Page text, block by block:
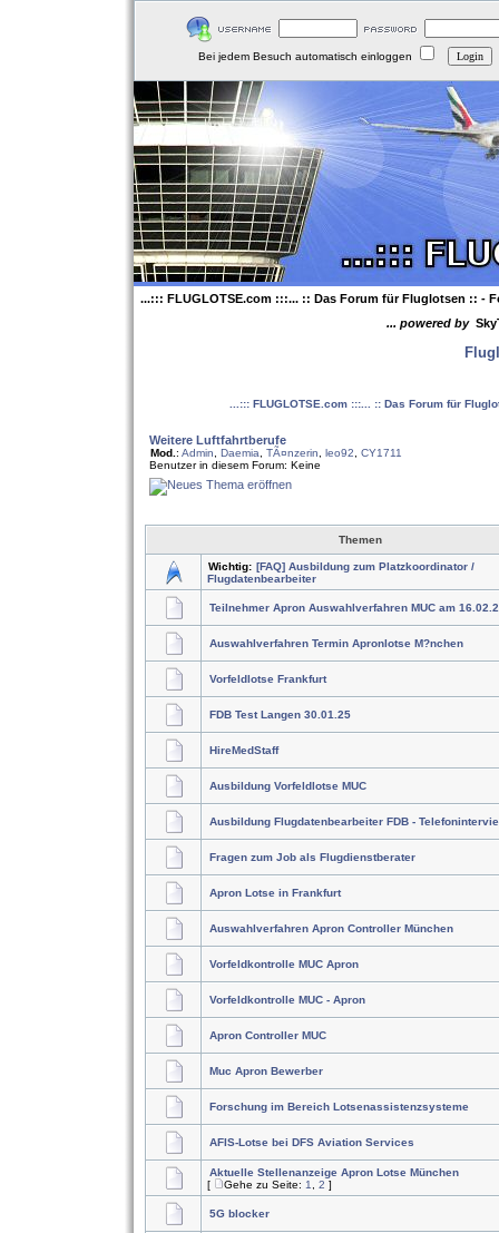
Bei jedem Besuch automatisch einloggen
...::: FLUGLOTSE.com :::... :: Das Forum für Fluglotsen :: -
... powered by
...::: FLUGLOTSE.com :::... :: Das Forum für
Weitere Luftfahrtberufe
Mod. : Admin Daemia TÃ¤nzerin leo92
CY1711
Benutzer in diesem Forum: Keine
Themen
Wichtig: [FAQ] Ausbildung zum Platzkoordinator /
Flugdatenbearbeiter
Teilnehmer Apron Auswahlverfahren MUC am
Auswahlverfahren Termin Apronlotse M?nchen
Vorfeldlotse Frankfurt
FDB Test Langen 30.01.25
HireMedStaff
Ausbildung Vorfeldlotse MUC
Ausbildung Flugdatenbearbeiter FDB -
Fragen zum Job als Flugdienstberater
Apron Lotse in Frankfurt
Auswahlverfahren Apron Controller München
Vorfeldkontrolle MUC Apron
Vorfeldkontrolle MUC - Apron
Apron Controller MUC
Muc Apron Bewerber
Forschung im Bereich Lotsenassistenzsysteme
AFIS-Lotse bei DFS Aviation Services
Aktuelle Stellenanzeige Apron Lotse München
[
Gehe zu Seite: 1 2 ]
5G blocker